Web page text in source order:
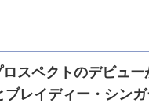
スペクトのデビュー
レイディー・シン